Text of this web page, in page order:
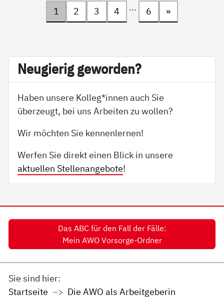
1 2 3 4 ... 6 »
Neu­gie­rig ge­wor­den?
Haben unsere Kolleg*innen auch Sie
überzeugt, bei uns Arbeiten zu wollen?
Wir möchten Sie kennenlernen!
Werfen Sie direkt einen Blick in unsere
aktuellen Stellenangebote!
Das ABC für den Fall der Fälle:
Mein AWO Vorsorge-Ordner
Sie sind hier:
Startseite
Die AWO als Arbeitgeberin